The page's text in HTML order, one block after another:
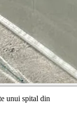
unui spital din